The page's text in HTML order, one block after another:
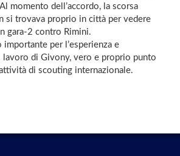
momento dell’accordo, la scorsa
si trovava proprio in città per vedere
gara-2 contro Rimini.
per l’esperienza e
lavoro di Givony, vero e proprio punto
di scouting internazionale.